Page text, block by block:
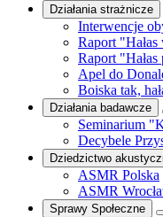
Działania strażnicze
Interwencje
Raport
Raport
Apel do
Boiska tak,
Działania badawcze
Seminarium
Decybele
Dziedzictwo
ASMR Polska
ASMR
Sprawy Społeczne